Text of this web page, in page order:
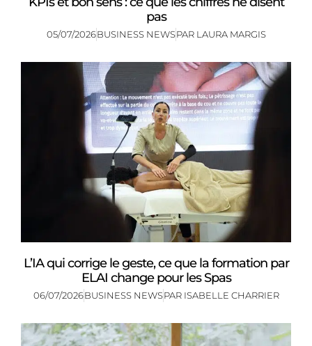
pas
05/07/2026BUSINESS NEWSPAR LAURA MARGIS
L’IA qui corrige le geste, ce que la formation par
ELAI change pour les Spas
06/07/2026BUSINESS NEWSPAR ISABELLE CHARRIER